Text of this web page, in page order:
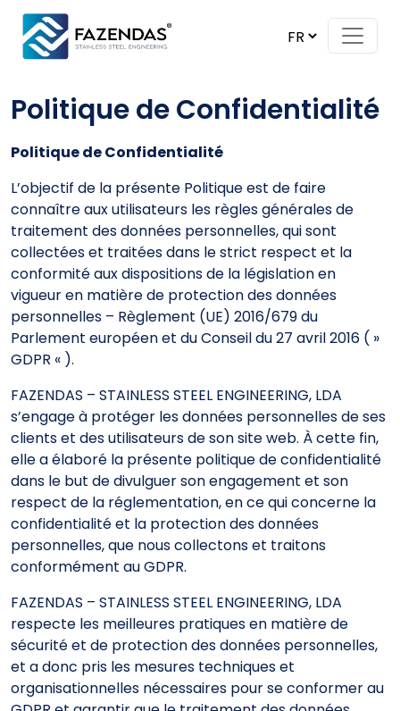
Skip to content
Main Navigation
Politique de Confidentialité
Politique de Confidentialité
L’objectif de la présente Politique est de faire
connaître aux utilisateurs les règles générales de
traitement des données personnelles, qui sont
collectées et traitées dans le strict respect et la
conformité aux dispositions de la législation en
vigueur en matière de protection des données
personnelles – Règlement (UE) 2016/679 du
Parlement européen et du Conseil du 27 avril 2016 ( »
GDPR « ).
FAZENDAS – STAINLESS STEEL ENGINEERING, LDA
s’engage à protéger les données personnelles de ses
clients et des utilisateurs de son site web. À cette fin,
elle a élaboré la présente politique de confidentialité
dans le but de divulguer son engagement et son
respect de la réglementation, en ce qui concerne la
confidentialité et la protection des données
personnelles, que nous collectons et traitons
conformément au GDPR.
FAZENDAS – STAINLESS STEEL ENGINEERING, LDA
respecte les meilleures pratiques en matière de
sécurité et de protection des données personnelles,
et a donc pris les mesures techniques et
organisationnelles nécessaires pour se conformer au